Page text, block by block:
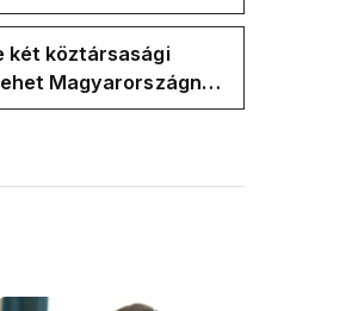
nélkül
két köztársasági
Magyarországnak